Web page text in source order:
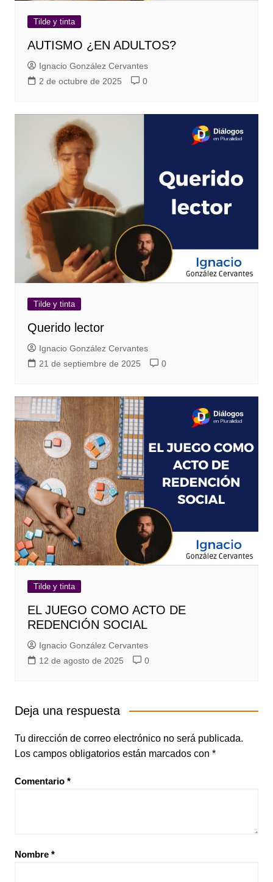
Tilde y tinta
AUTISMO ¿EN ADULTOS?
Ignacio González Cervantes
2 de octubre de 2025
0
Tilde y tinta
Querido lector
Ignacio González Cervantes
21 de septiembre de 2025
0
Tilde y tinta
EL JUEGO COMO ACTO DE
REDENCIÓN SOCIAL
Ignacio González Cervantes
12 de agosto de 2025
0
Deja una respuesta
Tu dirección de correo electrónico no será publicada.
Los campos obligatorios están marcados con *
Comentario *
Nombre *